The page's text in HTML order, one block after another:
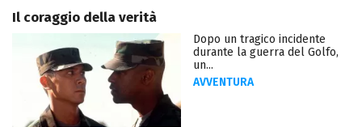
Il coraggio della verità
Dopo un tragico incidente
durante la guerra del Golfo,
un...
AVVENTURA